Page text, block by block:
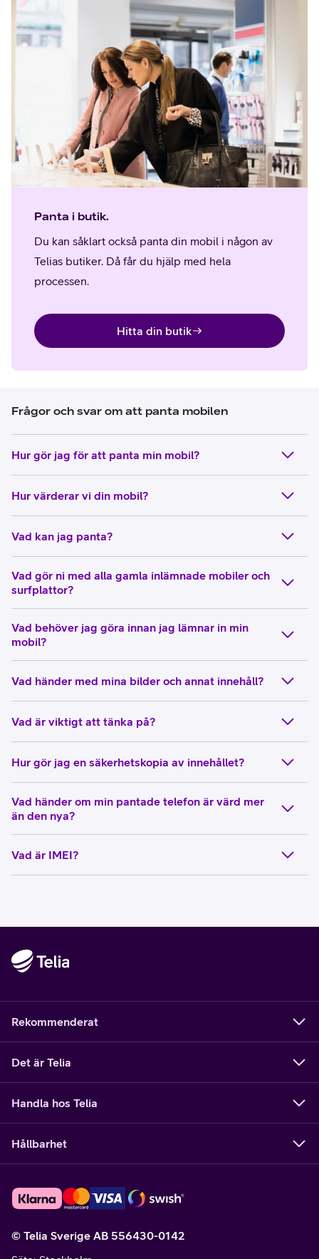
Panta i butik.
Du kan såklart också panta din mobil i någon av
Telias butiker. Då får du hjälp med hela
processen.
Hitta din butik
Frågor och svar om att panta mobilen
Hur gör jag för att panta min mobil?
Hur värderar vi din mobil?
Vad kan jag panta?
Vad gör ni med alla gamla inlämnade mobiler och
surfplattor?
Vad behöver jag göra innan jag lämnar in min
mobil?
Vad händer med mina bilder och annat innehåll?
Vad är viktigt att tänka på?
Hur gör jag en säkerhetskopia av innehållet?
Vad händer om min pantade telefon är värd mer
än den nya?
Vad är IMEI?
Rekommenderat
Det är Telia
Handla hos Telia
Hållbarhet
© Telia Sverige AB 556430-0142